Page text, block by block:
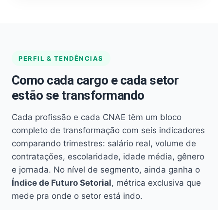
PERFIL & TENDÊNCIAS
Como cada cargo e cada setor
estão se transformando
Cada profissão e cada CNAE têm um bloco
completo de transformação com seis indicadores
comparando trimestres: salário real, volume de
contratações, escolaridade, idade média, gênero
e jornada. No nível de segmento, ainda ganha o
Índice de Futuro Setorial, métrica exclusiva que
mede pra onde o setor está indo.